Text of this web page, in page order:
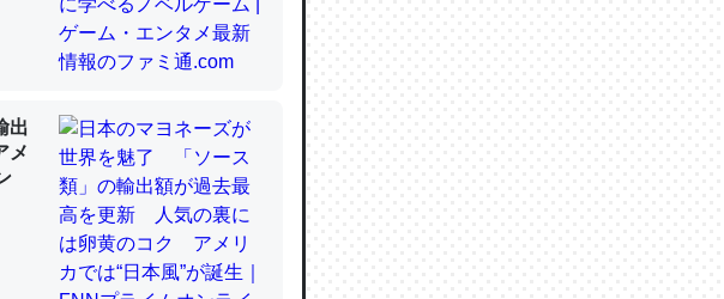
グモ）はカルシウムを使わずキ
いのか」に関する新仮説
類は苦労してるんだな…。腹足
いのか」に関する新仮説
出
メ